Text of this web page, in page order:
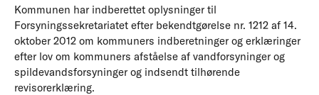
Kommunen har indberettet oplysninger til
Forsyningssekretariatet efter bekendtgørelse nr. 1212 af 14.
oktober 2012 om kommuners indberetninger og erklæringer
efter lov om kommuners afståelse af vandforsyninger og
spildevandsforsyninger og indsendt tilhørende
revisorerklæring.